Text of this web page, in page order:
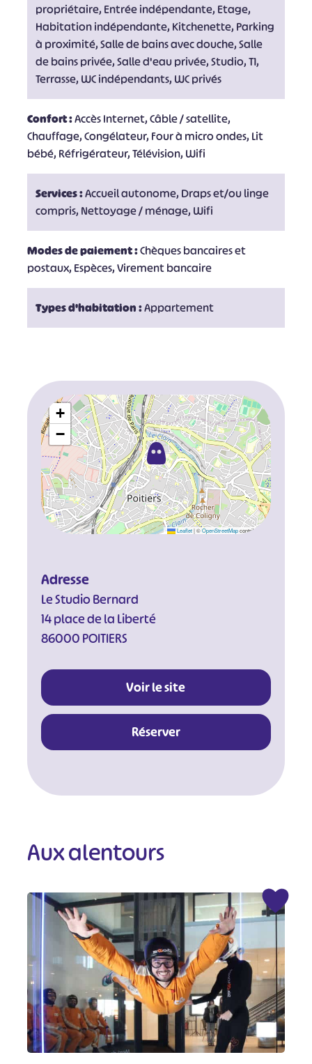
propriétaire, Entrée indépendante, Etage,
Habitation indépendante, Kitchenette, Parking
à proximité, Salle de bains avec douche, Salle
de bains privée, Salle d'eau privée, Studio, T1,
Terrasse, WC indépendants, WC privés
Confort :Accès Internet, Câble / satellite,
Chauffage, Congélateur, Four à micro ondes, Lit
bébé, Réfrigérateur, Télévision, Wifi
Services :Accueil autonome, Draps et/ou linge
compris, Nettoyage / ménage, Wifi
Modes de paiement :Chèques bancaires et
postaux, Espèces, Virement bancaire
Types d'habitation :Appartement
+
−
Leaflet |©OpenStreetMapcontributors
Adresse
Le Studio Bernard
14 place de la Liberté
86000 POITIERS
Voir le site
Réserver
Aux alentours